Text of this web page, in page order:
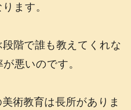
ます。
階で誰も教えてくれな
悪いのです。
術教育は長所がありま